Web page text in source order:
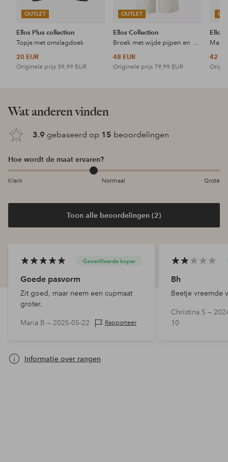
OUTLET
Ellos Plus collection
Topje met omslagdoek
20 EUR
Originele prijs 39,99 EUR
OUTLET
Ellos Collection
Broek met wijde pijpen en hoge taille
48 EUR
Originele prijs 79,99 EUR
Ellos
Maxi-
42
Wat anderen vinden
3.9 gebaseerd op 15 beoordelingen
Hoe wordt de maat ervaren?
Klein Normaal Grote
Toon alle beoordelingen (2)
Geverifieerde koper
Goede pasvorm
Zit goed, maar neem een cupmaat
groter.
Maria B — 2025-05-22 Rapporteer
Bh
Beetje vreemde
Christina S —
10
Informatie over rangen